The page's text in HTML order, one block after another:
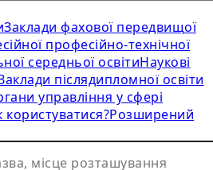
Заклади фахової передвищої
професійно-технічної
середньої освітиНаукові
післядипломної освіти
управління у сфері
користуватися?Розширений